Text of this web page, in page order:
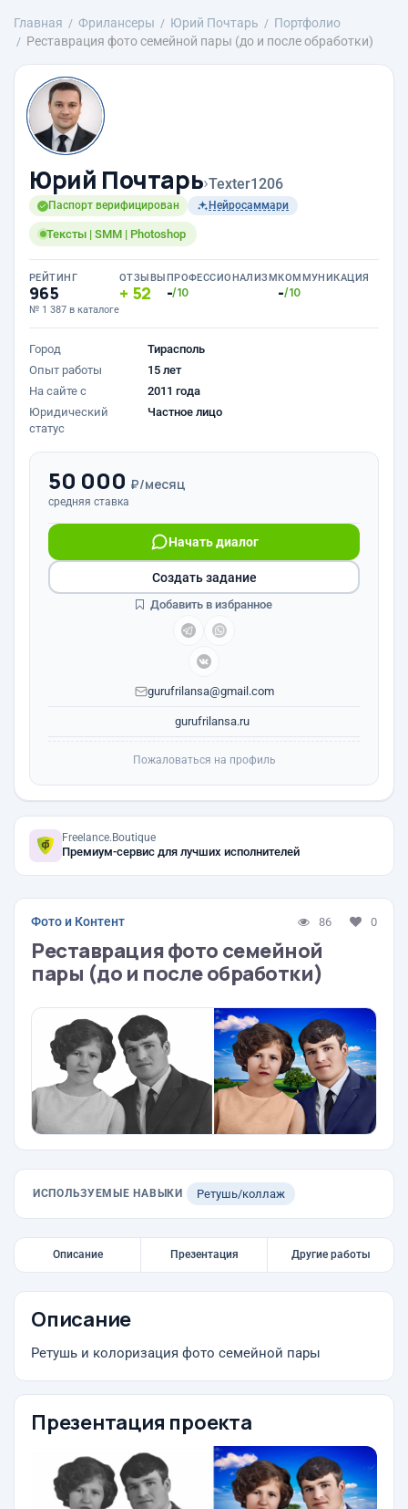
Главная Фрилансеры Юрий Почтарь
Портфолио
Реставрация фото семейной пары (до и после обработки)
Юрий Почтарь›Texter1206
Паспорт верифицирован Нейросаммари
Тексты | SMM | Photoshop
РЕЙТИНГ
965
№ 1 387 в каталоге
ОТЗЫВЫ
52
ПРОФЕССИОНАЛИЗМ
-/10
КОММУНИКАЦИЯ
-/10
Город
Тирасполь
Опыт работы
15 лет
На сайте с
2011 года
Юридический
статус
Частное лицо
50 000 ₽/месяц
средняя ставка
Начать диалог
gurufrilansa@gmail.com
gurufrilansa.ru
Создать задание
Добавить в избранное
Пожаловаться на профиль
Freelance.Boutique
Премиум-сервис для лучших исполнителей
Фото и Контент 86 0
Реставрация фото семейной
пары (до и после обработки)
ИСПОЛЬЗУЕМЫЕ НАВЫКИ Ретушь/коллаж
Описание Презентация Другие работы
Описание
Ретушь и колоризация фото семейной пары
Презентация проекта